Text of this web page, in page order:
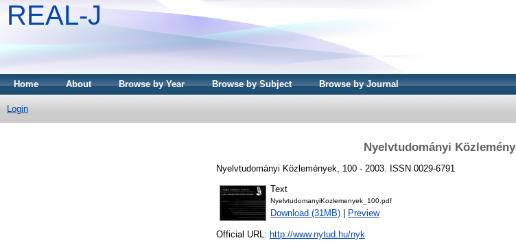
REAL-J
Home About Browse by Year Browse by Subject Browse by Journal
Login
Nyelvtudományi
Nyelvtudományi Közlemények, 100 - 2003. ISSN 0029-6791
Text
NyelvtudomanyiKozlemenyek_100.pdf
Download (31MB) Preview
Official URL: http://www.nytud.hu/nyk